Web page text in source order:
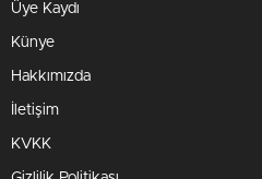
Üye Kaydı
Künye
Hakkımızda
İletişim
KVKK